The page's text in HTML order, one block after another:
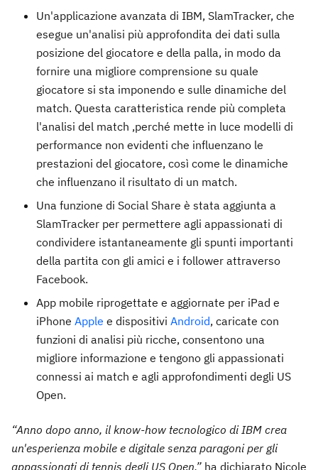
Un'applicazione avanzata di IBM, SlamTracker, che
esegue un'analisi più approfondita dei dati sulla
posizione del giocatore e della palla, in modo da
fornire una migliore comprensione su quale
giocatore si sta imponendo e sulle dinamiche del
match. Questa caratteristica rende più completa
l'analisi del match ,perché mette in luce modelli di
performance non evidenti che influenzano le
prestazioni del giocatore, così come le dinamiche
che influenzano il risultato di un match.
Una funzione di Social Share è stata aggiunta a
SlamTracker per permettere agli appassionati di
condividere istantaneamente gli spunti importanti
della partita con gli amici e i follower attraverso
Facebook.
App mobile riprogettate e aggiornate per iPad e
iPhone Apple e dispositivi Android, caricate con
funzioni di analisi più ricche, consentono una
migliore informazione e tengono gli appassionati
connessi ai match e agli approfondimenti degli US
Open.
“Anno dopo anno, il know-how tecnologico di IBM crea
un'esperienza mobile e digitale senza paragoni per gli
appassionati di tennis degli US Open,” ha dichiarato Nicole